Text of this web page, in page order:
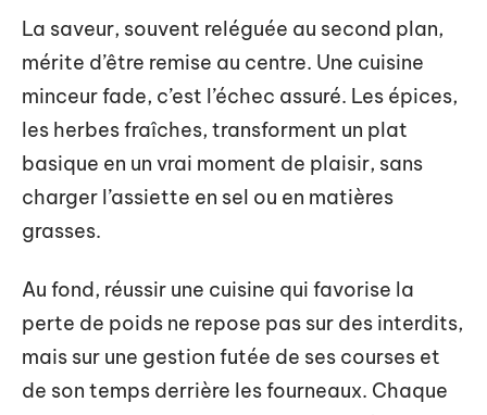
La saveur, souvent reléguée au second plan,
mérite d’être remise au centre. Une cuisine
minceur fade, c’est l’échec assuré. Les épices,
les herbes fraîches, transforment un plat
basique en un vrai moment de plaisir, sans
charger l’assiette en sel ou en matières
grasses.
Au fond, réussir une cuisine qui favorise la
perte de poids ne repose pas sur des interdits,
mais sur une gestion futée de ses courses et
de son temps derrière les fourneaux. Chaque